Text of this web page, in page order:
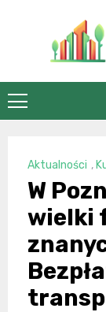
Aktualności ,
W
wielki